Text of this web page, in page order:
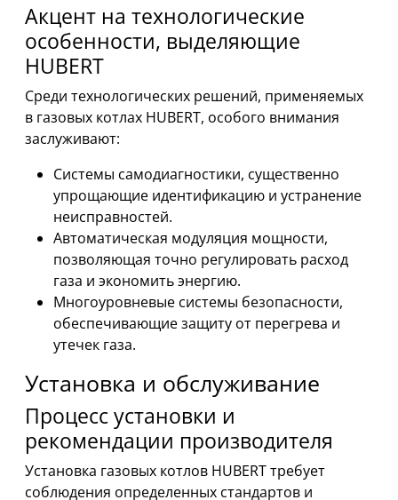
Акцент на технологические
особенности, выделяющие
HUBERT
Среди технологических решений, применяемых
в газовых котлах HUBERT, особого внимания
заслуживают:
Системы самодиагностики, существенно
упрощающие идентификацию и устранение
неисправностей.
Автоматическая модуляция мощности,
позволяющая точно регулировать расход
газа и экономить энергию.
Многоуровневые системы безопасности,
обеспечивающие защиту от перегрева и
утечек газа.
Установка и обслуживание
Процесс установки и
рекомендации производителя
Установка газовых котлов HUBERT требует
соблюдения определенных стандартов и